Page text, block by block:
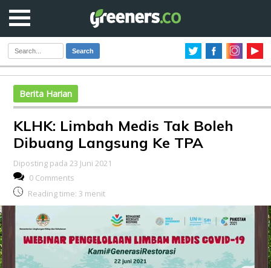
Search
Berita Harian
KLHK: Limbah Medis Tak Boleh
Dibuang Langsung Ke TPA
Diposting pada 23 Juni 2021
0 Comments
Reading time: 3 menit